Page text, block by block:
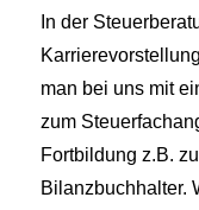
In der
man bei uns mit
zum
Fortbildung z.B.
Bilanzbuchhalter.